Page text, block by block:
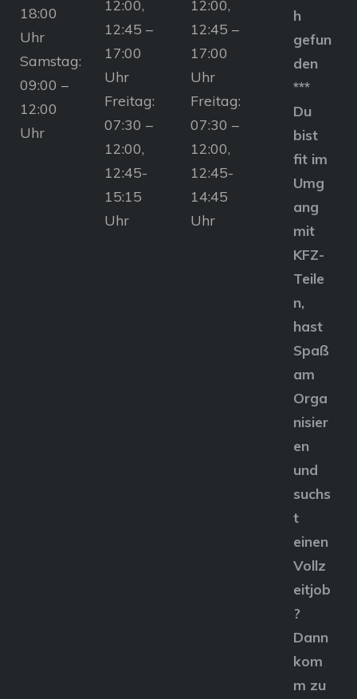
18:00
Uhr
Samstag:
09:00 –
12:00
Uhr
12:00,
12:45 –
17:00
Uhr
Freitag:
07:30 –
12:00,
12:45-
15:15
Uhr
12:00,
12:45 –
17:00
Uhr
Freitag:
07:30 –
12:00,
12:45-
14:45
Uhr
h
gefun
den
***
Du
bist
fit im
Umg
ang
mit
KFZ-
Teile
n,
hast
Spaß
am
Orga
nisier
en
und
suchs
t
einen
Vollz
eitjob
?
Dann
kom
m zu